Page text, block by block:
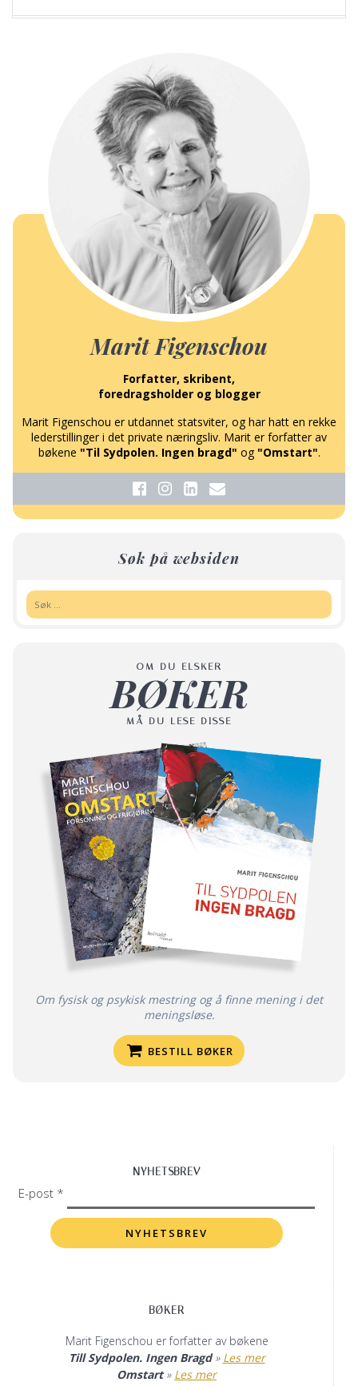
Marit Figenschou
Forfatter, skribent,
foredragsholder og blogger
Marit Figenschou er utdannet statsviter, og har hatt en rekke
lederstillinger i det private næringsliv. Marit er forfatter av
bøkene "Til Sydpolen. Ingen bragd" og "Omstart".
Søk på websiden
OM DU ELSKER
BØKER
MÅ DU LESE DISSE
Om fysisk og psykisk mestring og å finne mening i det
meningsløse.
BESTILL BØKER
NYHETSBREV
E-post *
BØKER
Marit Figenschou er forfatter av bøkene
Till Sydpolen. Ingen Bragd» Les mer
Omstart» Les mer